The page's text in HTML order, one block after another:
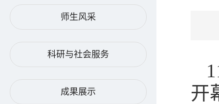
师生风采
科研与社会服务
成果展示
开